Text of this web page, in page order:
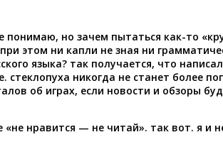
понимаю, но зачем пытаться как-то
этом ни капли не зная ни
языка? так получается, что
стеклопуха никогда не станет более
об играх, если новости и обзоры
«не нравится — не читай». так вот. я и